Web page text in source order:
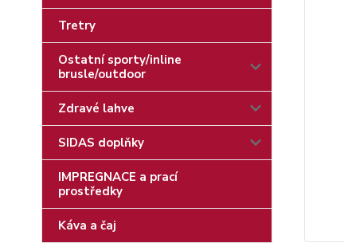
Tretry
Ostatní sporty/inline
brusle/outdoor
Zdravé lahve
SIDAS doplňky
IMPREGNACE a prací
prostředky
Káva a čaj